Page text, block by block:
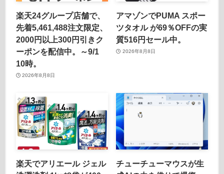
楽天24グループ店舗で、
先着5,461,488注文限定、
2000円以上300円引きク
ーポンを配信中。～9/1
10時。
2026年8月8日
アマゾンでPUMA スポー
ツタオル が69％OFFの実
質516円セール中。
2026年8月8日
楽天でアリエール ジェル
チューチューマウスが生